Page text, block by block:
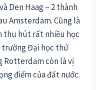
Den Haag – 2 thành
Amsterdam. Cũng là
thu hút rất nhiều học
Đại học thứ
Rotterdam còn là vị
điểm của đất nước.